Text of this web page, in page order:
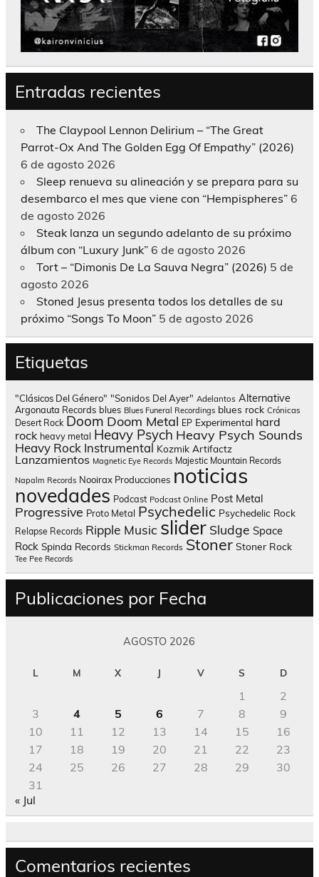
Entradas recientes
The Claypool Lennon Delirium – “The Great
Parrot-Ox And The Golden Egg Of Empathy” (2026)
6 de agosto 2026
Sleep renueva su alineación y se prepara para su
desembarco el mes que viene con “Hempispheres” 6
de agosto 2026
Steak lanza un segundo adelanto de su próximo
álbum con “Luxury Junk” 6 de agosto 2026
Tort – “Dimonis De La Sauva Negra” (2026) 5 de
agosto 2026
Stoned Jesus presenta todos los detalles de su
próximo “Songs To Moon” 5 de agosto 2026
Etiquetas
"Clásicos Del Género" "Sonidos Del Ayer" Adelantos Alternative
Argonauta Records blues Blues Funeral Recordings blues rock Crónicas
Desert Rock Doom Doom Metal EP Experimental hard
rock heavy metal Heavy Psych Heavy Psych Sounds
Heavy Rock Instrumental Kozmik Artifactz
Lanzamientos Magnetic Eye Records Majestic Mountain Records
Napalm Records Nooirax Producciones noticias
novedades Podcast Podcast Online Post Metal
Progressive Proto Metal Psychedelic Psychedelic Rock
Relapse Records Ripple Music slider Sludge Space
Rock Spinda Records Stickman Records Stoner Stoner Rock
Tee Pee Records
Publicaciones por Fecha
AGOSTO 2026
L M X J V S D
1
2
3
4 5 6 7 8
9
10
11 12 13 14 15
16
17
18 19 20 21 22
23
24
25 26 27 28 29
30
31
« Jul
Comentarios recientes